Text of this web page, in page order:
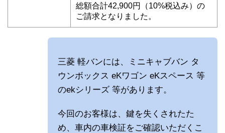
総額合計42,900円（10%税込み）の
ご請求となりました。
三菱 軽バンには、ミニキャブバン タ
ウンボックス eKワゴン eKスペース 等
のekシリーズ 等があります。
今回のお客様は、鍵を失くされたた
め、車内の車検証をご確認いただくこ